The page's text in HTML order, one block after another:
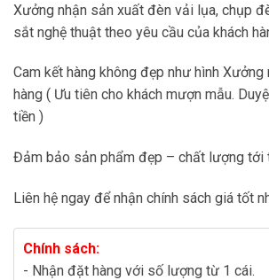
Xưởng nhận sản xuất đèn vải lụa, chụp
sắt nghệ thuật theo yêu cầu của khách
Cam kết hàng không đẹp như hình
hàng ( Ưu tiên cho khách mượn mẫu.
tiền )
Đảm bảo sản phẩm đẹp – chất lượng tới
Liên hệ ngay để nhận chính sách giá tốt
Chính sách:
- Nhận đặt hàng với số lượng từ 1 cái.